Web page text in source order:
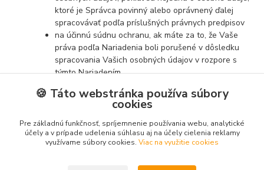
ktoré je Správca povinný alebo oprávnený ďalej
spracovávať podľa príslušných právnych predpisov
na účinnú súdnu ochranu, ak máte za to, že Vaše
práva podľa Nariadenia boli porušené v dôsledku
spracovania Vašich osobných údajov v rozpore s
týmto Nariadením
súvisiacich so spracovaním osobných údajov sa
obrátiť na Správcu alebo na Úrad na ochranu
osobných údajov
🍪 Táto webstránka používa súbory
cookies
Pre základnú funkčnosť, spríjemnenie používania webu, analytické
účely a v prípade udelenia súhlasu aj na účely cielenia reklamy
využívame súbory cookies. Viac na využitie cookies